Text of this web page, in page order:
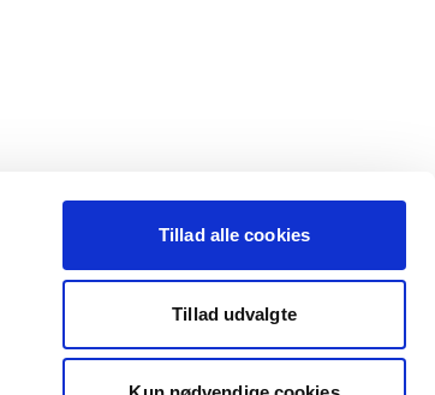
Tillad alle cookies
Tillad udvalgte